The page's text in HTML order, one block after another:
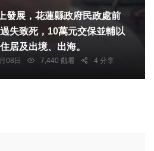
發展，花蓮縣政府民政處前
失致死，10萬元交保並輔以
居及出境、出海。
08日 7,440 觀看 4 分享